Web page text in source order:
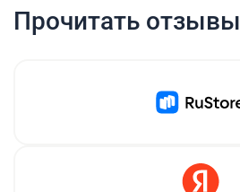
Прочитать отзывы